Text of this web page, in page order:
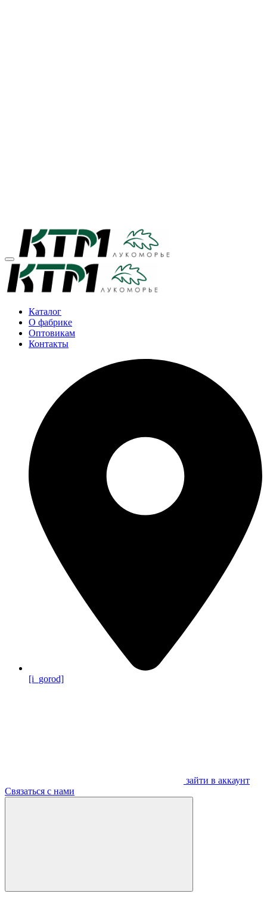
Каталог
О фабрике
Оптовикам
Контакты
[i_gorod]
зайти в аккаунт
Связаться с нами